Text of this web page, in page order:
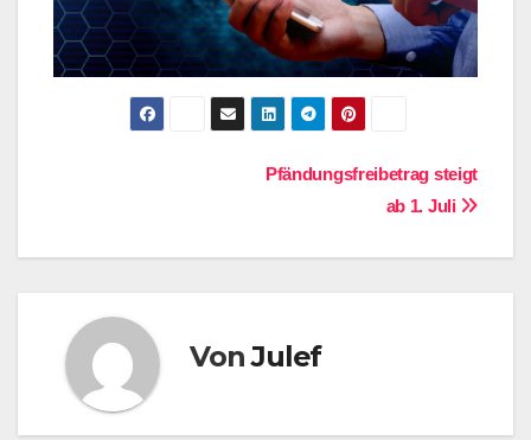
Beitragsnavigation
Pfändungsfreibetrag steigt
ab 1. Juli
VonJulef